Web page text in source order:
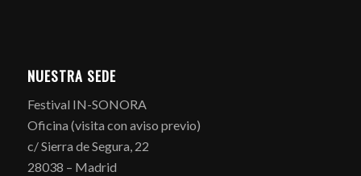
NUESTRA SEDE
Festival IN-SONORA
Oficina (visita con aviso previo)
c/ Sierra de Segura, 22
28038 – Madrid